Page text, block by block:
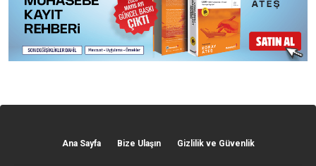
Ana Sayfa Bize Ulaşın Gizlilik ve Güvenlik